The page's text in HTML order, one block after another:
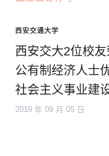
西安交通大学
西安交大2位校
公有制经济人士
社会主义事业建
2019 年 09 月 05 日